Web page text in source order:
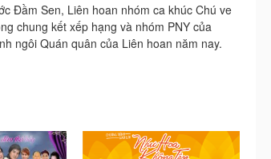
Đầm Sen, Liên hoan nhóm ca khúc Chú ve
chung kết xếp hạng và nhóm PNY của
ngôi Quán quân của Liên hoan năm nay.